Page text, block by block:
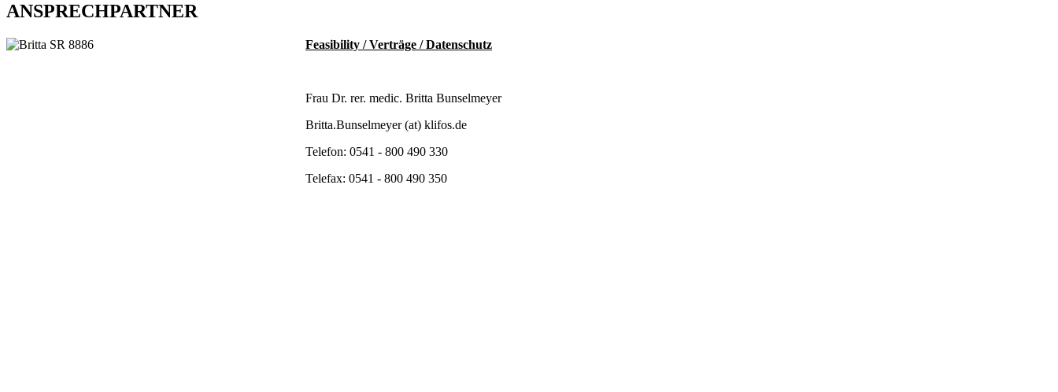
ANSPRECHPARTNER
Feasibility / Verträge / Datenschutz
Frau Dr. rer. medic. Britta Bunselmeyer
Britta.Bunselmeyer (at) klifos.de
Telefon: 0541 - 800 490 330
Telefax: 0541 - 800 490 350